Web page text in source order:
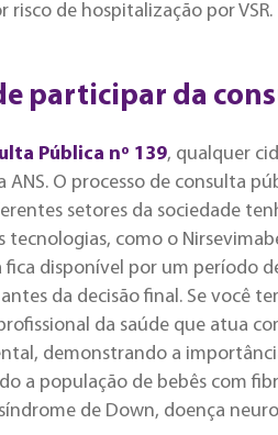
risco de hospitalização por VSR.
participar da
Pública nº 139, qualquer
O processo de consulta
setores da sociedade
tecnologias, como o
disponível por um período
da decisão final. Se você
da saúde que atua
demonstrando a
a população de bebês com
de Down, doença